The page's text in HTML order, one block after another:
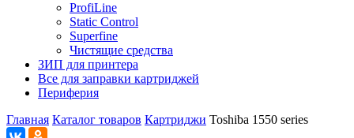
ProfiLine
Static Control
Superfine
Чистящие средства
ЗИП для принтера
Все для заправки картриджей
Периферия
Главная Каталог товаров Картриджи Toshiba 1550 series